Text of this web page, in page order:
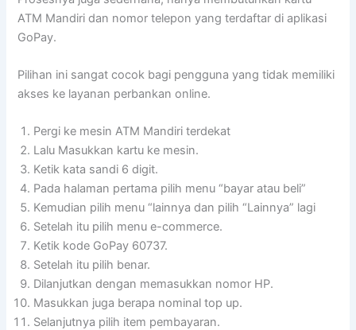
ATM Mandiri dan nomor telepon yang terdaftar di aplikasi
GoPay.
Pilihan ini sangat cocok bagi pengguna yang tidak memiliki
akses ke layanan perbankan online.
Pergi ke mesin ATM Mandiri terdekat
Lalu Masukkan kartu ke mesin.
Ketik kata sandi 6 digit.
Pada halaman pertama pilih menu “bayar atau beli”
Kemudian pilih menu “lainnya dan pilih “Lainnya” lagi
Setelah itu pilih menu e-commerce.
Ketik kode GoPay 60737.
Setelah itu pilih benar.
Dilanjutkan dengan memasukkan nomor HP.
Masukkan juga berapa nominal top up.
Selanjutnya pilih item pembayaran.